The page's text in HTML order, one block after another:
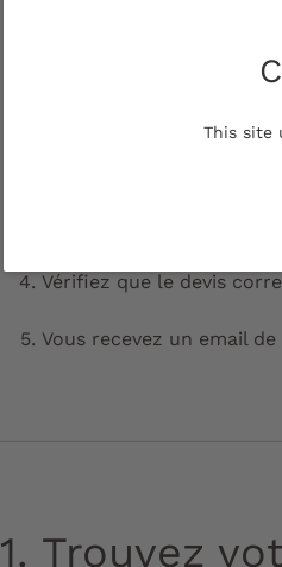
This site
Vous recevez en retour
Vérifiez que le devis
Vous recevez un email
1. Trouvez